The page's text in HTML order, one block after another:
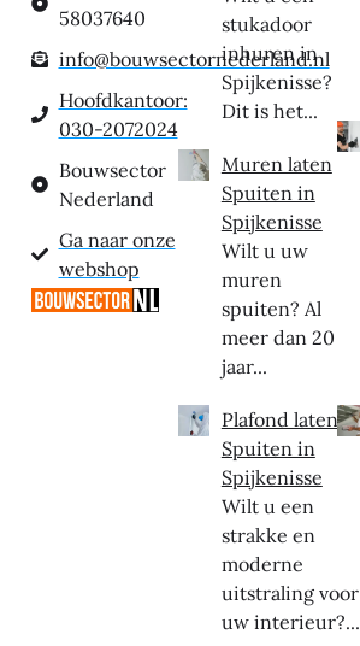
58037640
info@bouwsectornederland.nl
Hoofdkantoor:
030-2072024
Bouwsector
Nederland
Ga naar onze
webshop
stukadoor
inhuren in
Spijkenisse?
Dit is het...
Muren laten
Spuiten in
Spijkenisse
Wilt u uw
muren
spuiten? Al
meer dan 20
jaar...
Plafond laten
Spuiten in
Spijkenisse
Wilt u een
strakke en
moderne
uitstraling voor
uw interieur?...